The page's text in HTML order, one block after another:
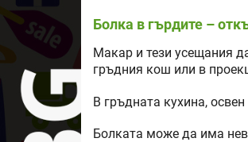
Болка в гърдите –
Макар и тези усещания
гръдния кош или в
В гръдната кухина, освен
Болката може да има